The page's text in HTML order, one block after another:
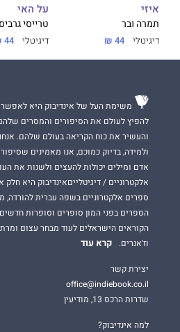
איזי
תמרה ובר
דיגיטלי 44 ₪
על האי
טרייסי
דיגיטלי 44 ₪
משימת העל של אינדיבוק היא
להפיץ לעולם את הסיפורים והמסרים
והעשיר את כוח הקריאה בעולם שלהם.
ולמידה, בדיוק כמוכם, אנו מאמינים
אדם ומילים יכולות להעצים ולשנות את
אלקטרוניים / דיגיטלייםאינדיבוק היא
ספרים אלקטרוניים בשפה עברית
הספרים בפני המון סופרים וסופרות
הקוראים הישראלים לעוד מבחר עצום
וז'אנרים.
קרא עוד
יצירת קשר
office@indiebook.co.il
שדרות הרכס 13, מודיעין
למה אינדיבוק?